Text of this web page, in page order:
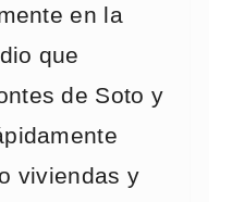
en la
que
de Soto y
viviendas y